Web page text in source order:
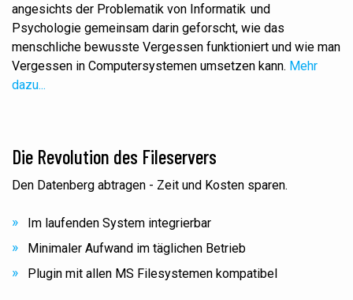
angesichts der Problematik von Informatik und
Psychologie gemeinsam darin geforscht, wie das
menschliche bewusste Vergessen funktioniert und wie man
Vergessen in Computersystemen umsetzen kann. Mehr
dazu...
Die Revolution des Fileservers
Den Datenberg abtragen - Zeit und Kosten sparen.
Im laufenden System integrierbar
Minimaler Aufwand im täglichen Betrieb
Plugin mit allen MS Filesystemen kompatibel